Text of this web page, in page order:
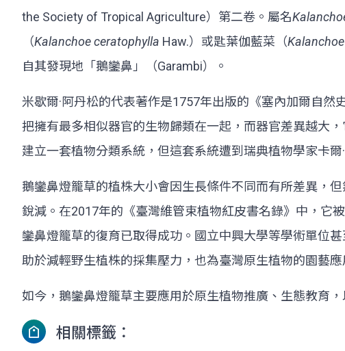
the Society of Tropical Agriculture）第二卷。屬名
（Kalanchoe ceratophylla Haw.）或匙葉伽藍菜（
自其發現地「鵝鑾鼻」（Garambi）。
米歇爾·阿丹松的代表著作是1757年出版的《塞內加爾自
把擁有最多相似器官的生物歸類在一起，而器官差異越大
建立一套植物分類系統，但這套系統遭到瑞典植物學家卡
鵝鑾鼻燈籠草的植株大小會因生長條件不同而有所差異，
銳減。在2017年的《臺灣維管束植物紅皮書名錄》中，它
鑾鼻燈籠草的復育已取得成功。國立中興大學等學術單位
助於減輕野生植株的採集壓力，也為臺灣原生植物的園藝應
如今，鵝鑾鼻燈籠草主要應用於原生植物推廣、生態教育
相關標籤：